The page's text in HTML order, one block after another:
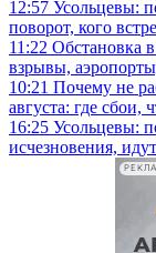
12:57 Усольцевы:
поворот, кого
11:22 Обстановка
взрывы,
10:21 Почему не
августа: где сбои,
16:25 Усольцевы:
исчезновения,